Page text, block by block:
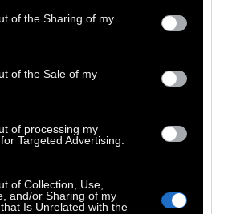
of the Sharing of my
of the Sale of my
of processing my
Targeted Advertising.
of Collection, Use,
and/or Sharing of my
Is Unrelated with the
ότιο καρκίνος και τα
νοσήματα παραμένουν οι δύο
αναμένεται να
περισσότερο την
επόμενες δεκαετίες. Στην
κυριότερες αιτίες θανάτου